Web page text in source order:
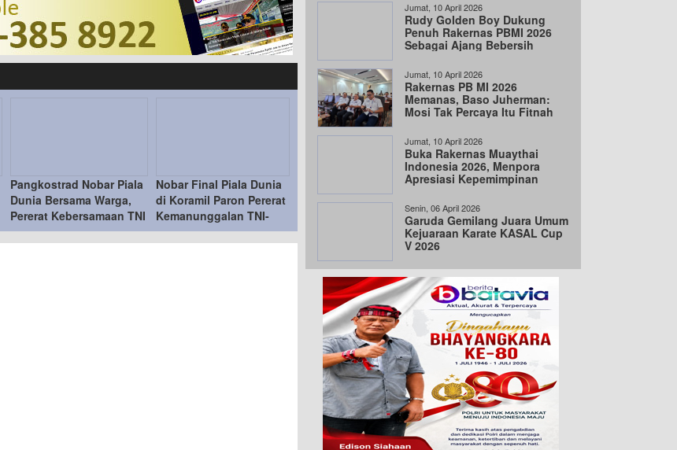
Pangkostrad Nobar Piala
Dunia Bersama Warga,
Pererat Kebersamaan TNI
dan Masyarakat
Nobar Final Piala Dunia
di Koramil Paron Pererat
Kemanunggalan TNI-
Rakyat
Jumat, 10 April 2026
Rudy Golden Boy Dukung
Penuh Rakernas PBMI 2026
Sebagai Ajang Bebersih
Jumat, 10 April 2026
Rakernas PB MI 2026
Memanas, Baso Juherman:
Mosi Tak Percaya Itu Fitnah
Jumat, 10 April 2026
Buka Rakernas Muaythai
Indonesia 2026, Menpora
Apresiasi Kepemimpinan
Senin, 06 April 2026
Garuda Gemilang Juara Umum
Kejuaraan Karate KASAL Cup
V 2026